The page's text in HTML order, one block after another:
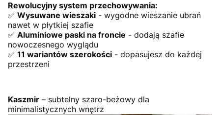
Rewolucyjny system przechowywania:
✅ Wysuwane wieszaki - wygodne wieszanie ubrań
nawet w płytkiej szafie
✅ Aluminiowe paski na froncie - dodają szafie
nowoczesnego wyglądu
✅ 11 wariantów szerokości - dopasujesz do każdej
przestrzeni
Kaszmir – subtelny szaro-beżowy dla
minimalistycznych wnętrz